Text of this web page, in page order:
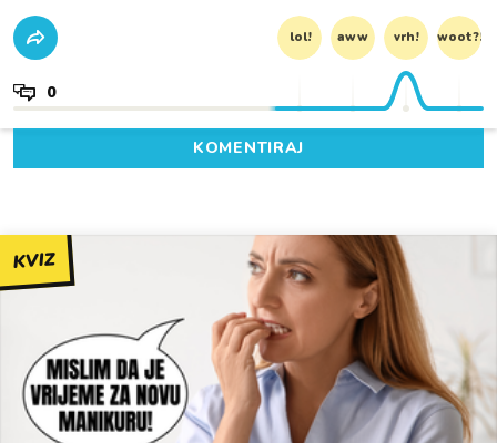
lol! aww vrh! woot?!
0
KOMENTIRAJ
KVIZ